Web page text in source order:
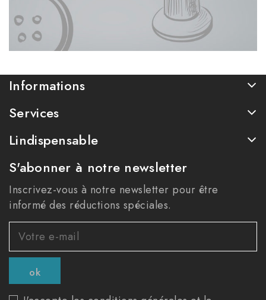
Informations
Services
Lindispensable
S'abonner à notre newsletter
Inscrivez-vous à notre newsletter pour être
informé des réductions spéciales.